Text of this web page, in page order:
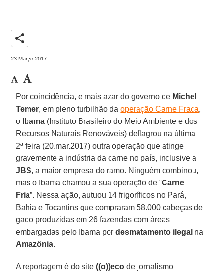
share
23 Março 2017
Por coincidência, e mais azar do governo de Michel
Temer, em pleno turbilhão daoperação Carne Fraca,
o
Ibama (Instituto Brasileiro do Meio Ambiente e dos
Recursos Naturais Renováveis) deflagrou na última
2ª feira (20.mar.2017) outra operação que atinge
gravemente a indústria da carne no país, inclusive a
JBS, a maior empresa do ramo. Ninguém combinou,
mas o Ibama chamou a sua operação de “Carne
Fria”. Nessa ação, autuou 14 frigoríficos no Pará,
Bahia e Tocantins que compraram 58.000 cabeças de
gado produzidas em 26 fazendas com áreas
embargadas pelo Ibama pordesmatamento ilegal na
Amazônia.
A reportagem é do site((o))eco de jornalismo